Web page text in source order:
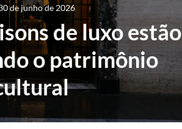
de junho de 2026
de luxo estão
o patrimônio